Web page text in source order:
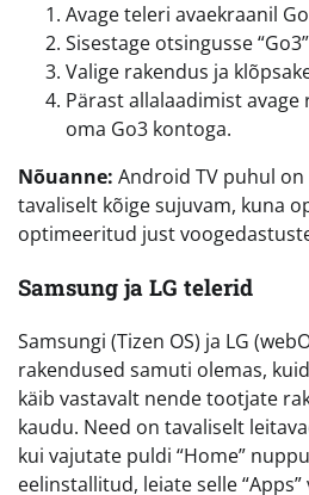
Avage teleri avaekraanil
Sisestage otsingusse
Valige rakendus ja
Pärast allalaadimist avage
oma Go3 kontoga.
Nõuanne: Android TV puhul
tavaliselt kõige sujuvam, kuna
optimeeritud just
Samsung ja LG telerid
Samsungi (Tizen OS) ja LG
rakendused samuti olemas,
käib vastavalt nende tootjate
kaudu. Need on tavaliselt
kui vajutate puldi “Home”
eelinstallitud, leiate selle